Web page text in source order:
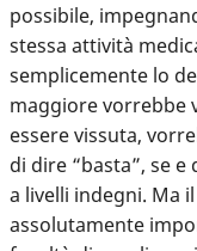
possibile,
stessa attività
semplicemente lo
maggiore vorrebbe
essere vissuta,
di dire “basta”, se
a livelli indegni. Ma
assolutamente